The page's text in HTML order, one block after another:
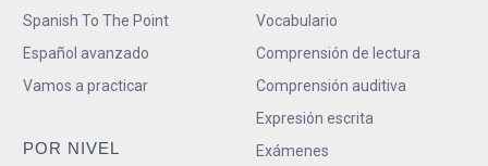
Spanish To The Point
Español avanzado
Vamos a practicar
POR NIVEL
Vocabulario
Comprensión de lectura
Comprensión auditiva
Expresión escrita
Exámenes